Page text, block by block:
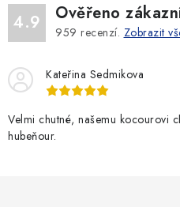
4.9 Ověřeno
959 recenzí. Zobrazit
Kateřina Sedmikova
Velmi chutné, našemu kocourovi
hubeňour.